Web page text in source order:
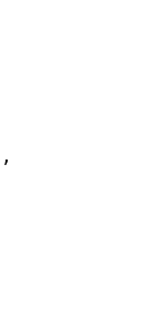
RequestIssuer